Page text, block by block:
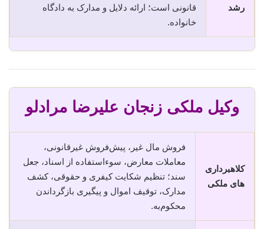
رشد
قانونی است؛ ارائه دلایل و مدارک به دادگاه
خانواده.
وکیل ملکی زنجان علیرضا مرادلو
کلاهبرداری
های ملکی
فروش مال غیر، پیش‌فروش غیرقانونی،
معاملات معارض، سوء‌استفاده از اسناد، جعل
سند؛ تنظیم شکایت کیفری و حقوقی، کشف
مدارک، توقیف اموال و پیگیری بازگرداندن
محکوم‌به.